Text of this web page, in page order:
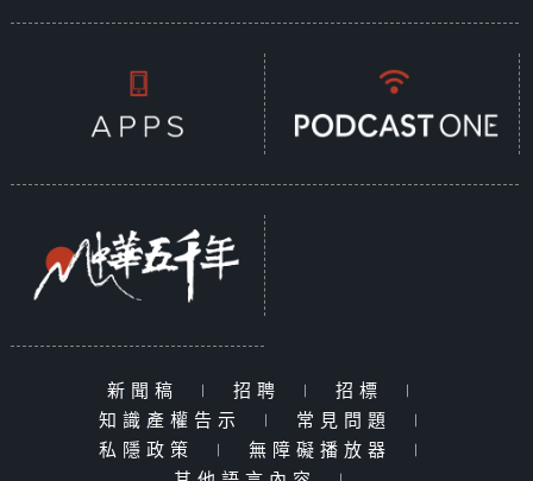
新聞稿 | 招聘 | 招標
|
知識產權告示
| 常見問題
|
私隱政策
| 無障礙播放器
|